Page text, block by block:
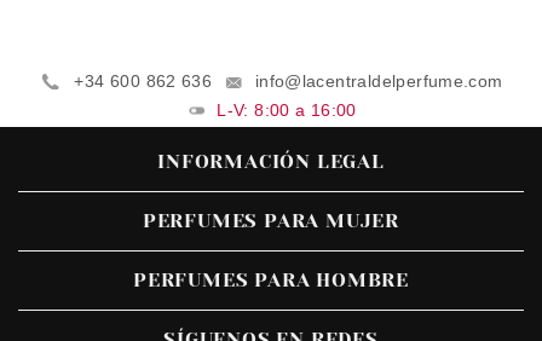
+34 600 862 636
info@lacentraldelperfume.com
L-V: 8:00 a 16:00
INFORMACIÓN LEGAL
PERFUMES PARA MUJER
PERFUMES PARA HOMBRE